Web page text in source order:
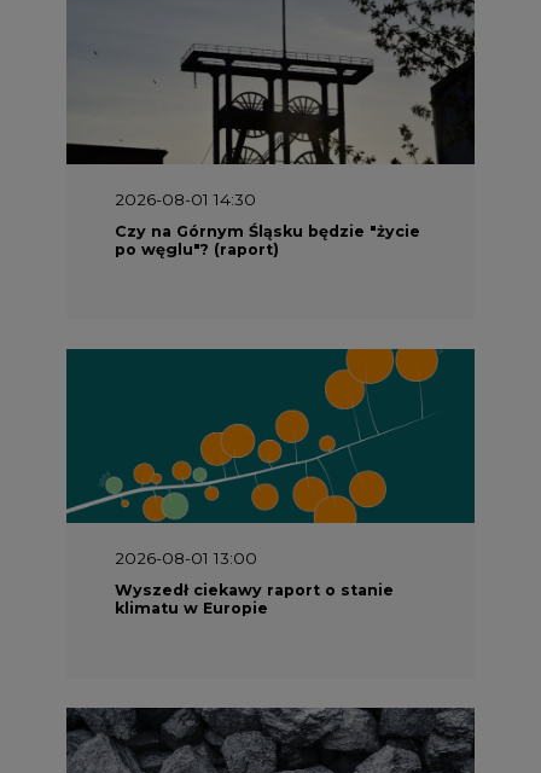
2026-08-01 13:00
Wyszedł ciekawy raport o stanie
klimatu w Europie
2026-07-09 10:30
Opublikowano bilans zasobów złóż
kopalin w Polsce według stanu na 31
grudnia 2025 r.